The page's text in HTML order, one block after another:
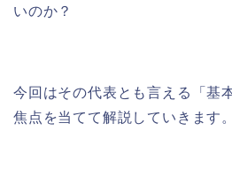
いのか？
今回はその代表とも言える「基
焦点を当てて解説していきます。